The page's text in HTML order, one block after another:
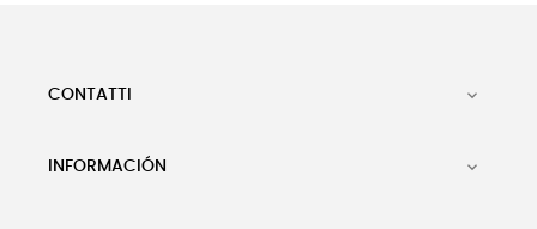
CONTATTI 
INFORMACIÓN 